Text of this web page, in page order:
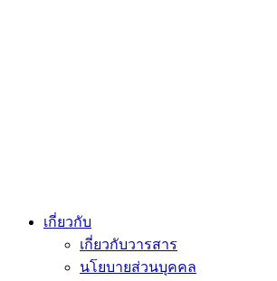
เกี่ยวกับ
เกี่ยวกับวารสาร
นโยบายส่วนบุคคล